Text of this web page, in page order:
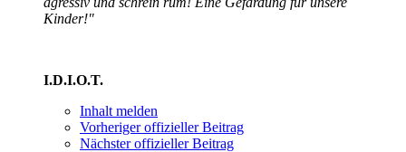
Kinder!"
I.D.I.O.T.
Inhalt melden
Vorheriger offizieller Beitrag
Nächster offizieller Beitrag